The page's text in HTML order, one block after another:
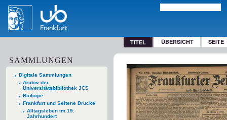
TITEL ÜBERSICHT SEITE
SAMMLUNGEN
Digitale Sammlungen
Archiv der
Universitätsbibliothek JCS
Biologie
Frankfurt und Seltene Drucke
Alltagsleben im 19.
Jahrhundert